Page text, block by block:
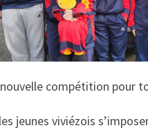
compétition pour
jeunes viviézois